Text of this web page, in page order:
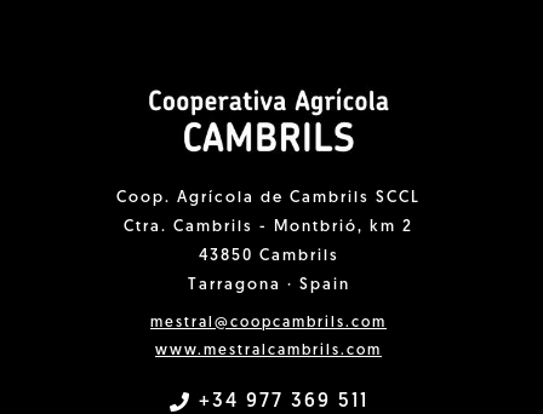
Coop. Agrícola de Cambrils SCCL
Ctra. Cambrils - Montbrió, km 2
43850 Cambrils
Tarragona · Spain
mestral@coopcambrils.com
www.mestralcambrils.com
+34 977 369 511